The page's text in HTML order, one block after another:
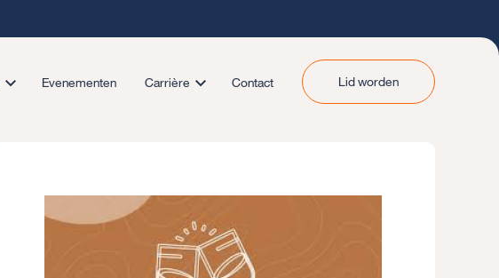
Evenementen Carrière Contact Lid worden